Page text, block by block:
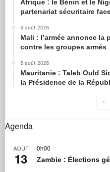
Afrique : le Bénin et le
partenariat sécuritaire
6 août 2026
Mali : l’armée annonce
contre les groupes armés
6 août 2026
Mauritanie : Taleb Ould
la Présidence de la
Agenda
AOÛT
13
0h00
Zambie : Élections